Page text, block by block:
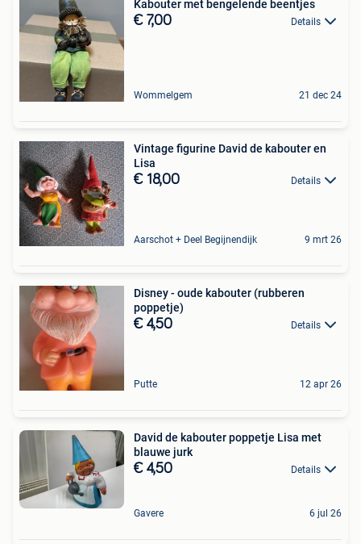
Kabouter met bengelende beentjes
€ 7,00 Details
Wommelgem 21 dec 24
Vintage figurine David de kabouter en
Lisa
€ 18,00 Details
Aarschot + Deel Begijnendijk 9 mrt 26
Disney - oude kabouter (rubberen
poppetje)
€ 4,50 Details
Putte 12 apr 26
David de kabouter poppetje Lisa met
blauwe jurk
€ 4,50 Details
Gavere 6 jul 26